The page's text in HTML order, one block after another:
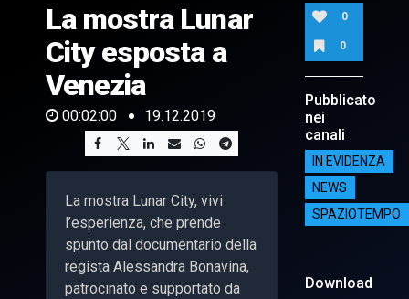
0
La mostra Lunar
City esposta a
Venezia
00:02:00 19.12.2019
La mostra Lunar City, vivi
l’esperienza, che prende
spunto dal documentario della
regista Alessandra Bonavina,
patrocinato e supportato da
0
0
Pubblicato
nei
canali
IN EVIDENZA
NEWS
SPAZIOTEMPO
Download